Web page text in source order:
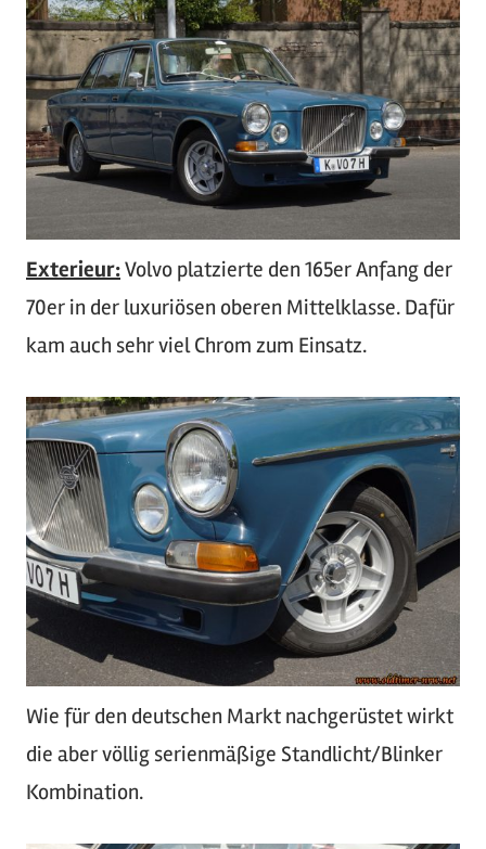
Exterieur:Volvo platzierte den 165er Anfang der
70er in der luxuriösen oberen Mittelklasse. Dafür
kam auch sehr viel Chrom zum Einsatz.
Wie für den deutschen Markt nachgerüstet wirkt
die aber völlig serienmäßige Standlicht/Blinker
Kombination.